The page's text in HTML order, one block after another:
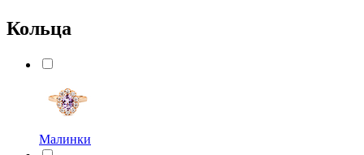
Кольца
Малинки